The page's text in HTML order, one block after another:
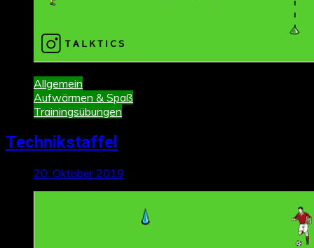
Allgemein
Aufwärmen & Spaß
Trainingsübungen
Technikstaffel
20. Oktober 2019